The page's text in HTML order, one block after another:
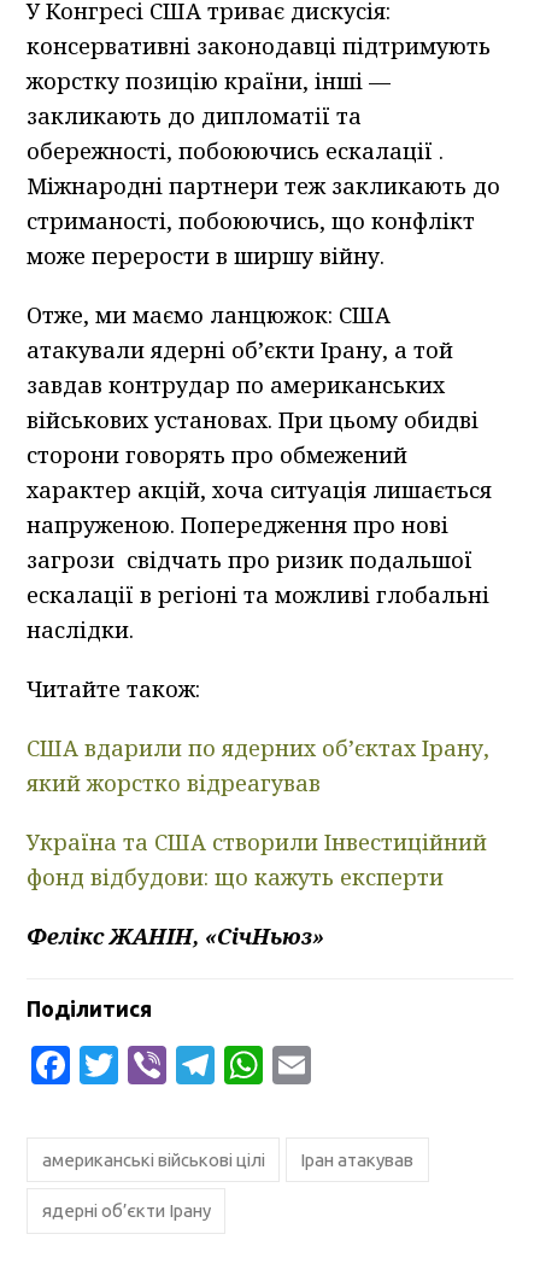
У Конгресі США триває дискусія:
консервативні законодавці підтримують
жорстку позицію країни, інші —
закликають до дипломатії та
обережності, побоюючись ескалації .
Міжнародні партнери теж закликають до
стриманості, побоюючись, що конфлікт
може перерости в ширшу війну.
Отже, ми маємо ланцюжок: США
атакували ядерні об’єкти Ірану, а той
завдав контрудар по американських
військових установах. При цьому обидві
сторони говорять про обмежений
характер акцій, хоча ситуація лишається
напруженою. Попередження про нові
загрози свідчать про ризик подальшої
ескалації в регіоні та можливі глобальні
наслідки.
Читайте також:
США вдарили по ядерних об’єктах Ірану,
який жорстко відреагував
Україна та США створили Інвестиційний
фонд відбудови: що кажуть експерти
Фелікс ЖАНІН, «СічНьюз»
Поділитися
Facebook
Twitter
ViberTelegram
WhatsApp
американські військові цілі Іран атакував
ядерні об’єкти Ірану